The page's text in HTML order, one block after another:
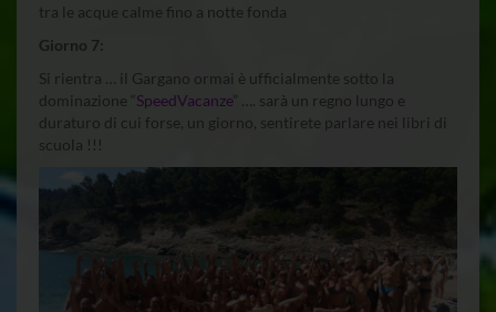
tra le acque calme fino a notte fonda
Giorno 7:
Si rientra … il Gargano ormai è ufficialmente sotto la
dominazione “ SpeedVacanze” …. sarà un regno lungo e
duraturo di cui forse, un giorno, sentirete parlare nei libri di
scuola !!!